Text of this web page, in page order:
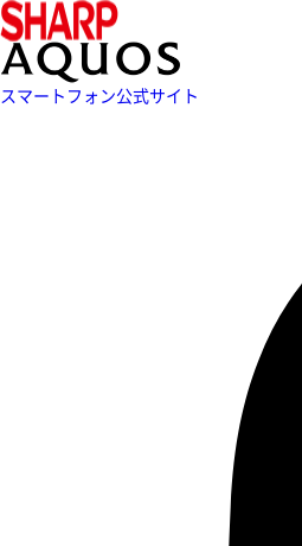
スマートフォン公式サイト